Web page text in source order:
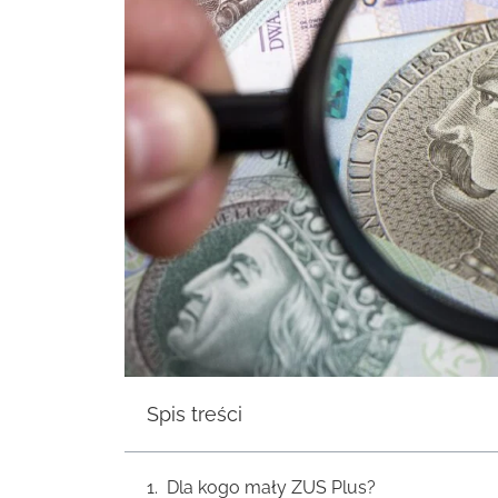
Spis treści
Dla kogo mały ZUS Plus?